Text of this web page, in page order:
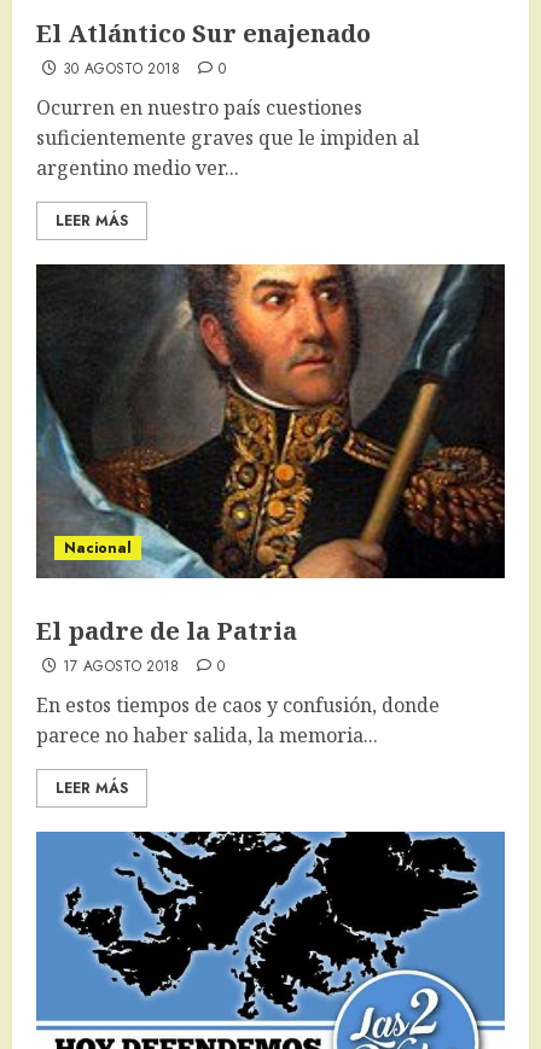
El Atlántico Sur enajenado
30 AGOSTO 2018 0
Ocurren en nuestro país cuestiones
suficientemente graves que le impiden al
argentino medio ver...
LEER MÁS
Nacional
El padre de la Patria
17 AGOSTO 2018 0
En estos tiempos de caos y confusión, donde
parece no haber salida, la memoria...
LEER MÁS